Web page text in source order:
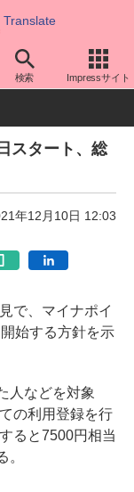
Translate
検索 Impressサイト
スタート、総
年12月10日 12:03
で、マイナポイ
始する方針を示
人などを対象
の利用登録を行
ると7500円相当
。